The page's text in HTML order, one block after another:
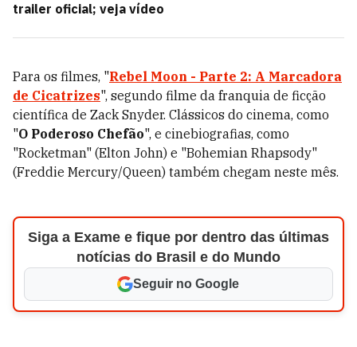
trailer oficial; veja vídeo
Para os filmes, "Rebel Moon - Parte 2: A Marcadora
de Cicatrizes", segundo filme da franquia de ficção
científica de Zack Snyder. Clássicos do cinema, como
"O Poderoso Chefão", e cinebiografias, como
"Rocketman" (Elton John) e "Bohemian Rhapsody"
(Freddie Mercury/Queen) também chegam neste mês.
Siga a Exame e fique por dentro das últimas
notícias do Brasil e do Mundo
Seguir no Google